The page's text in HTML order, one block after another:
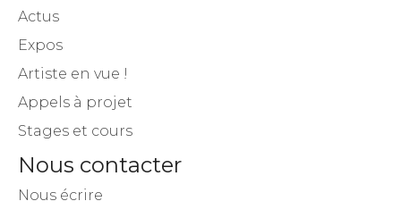
Actus
Expos
Artiste en vue !
Appels à projet
Stages et cours
Nous contacter
Nous écrire